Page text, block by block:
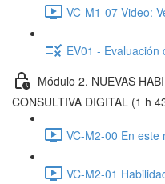
VC-M1-07 Video:
EV01 - Evaluación
Módulo 2. NUEVAS
CONSULTIVA DIGITAL (1 h
VC-M2-00 En
VC-M2-01